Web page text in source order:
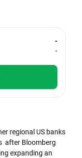
-
-
regional US banks
after Bloomberg
expanding an